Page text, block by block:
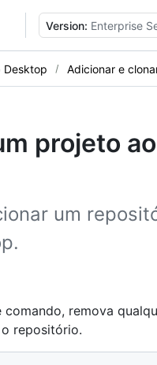
Version: Enterprise
Desktop Adicionar e
projeto
um
comando, remova
repositório.